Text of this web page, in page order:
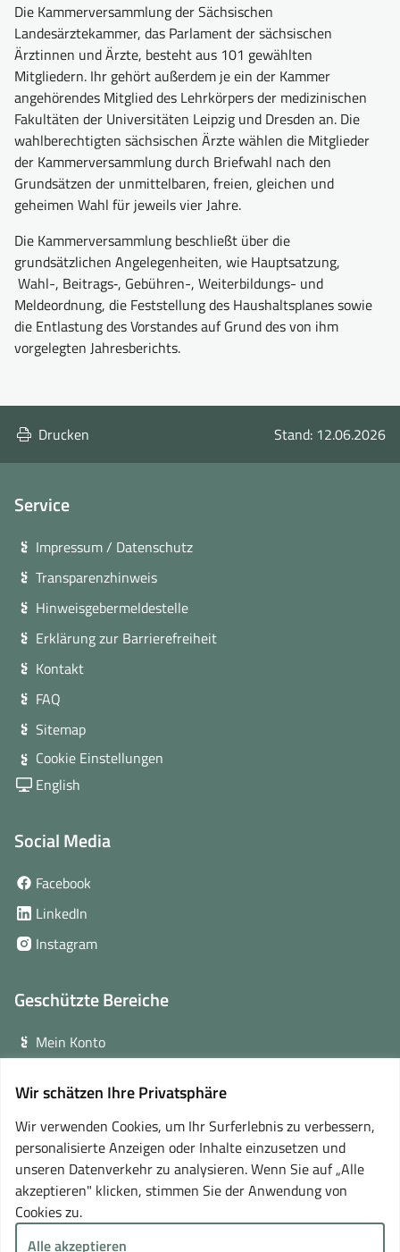
Wir schätzen Ihre Privatsphäre
Wir verwenden Cookies, um Ihr Surferlebnis zu verbessern,
personalisierte Anzeigen oder Inhalte einzusetzen und
unseren Datenverkehr zu analysieren. Wenn Sie auf „Alle
akzeptieren" klicken, stimmen Sie der Anwendung von
Cookies zu.
Alle akzeptieren
Die Kammerversammlung der Sächsischen
Landesärztekammer, das Parlament der sächsischen
Ärztinnen und Ärzte, besteht aus 101 gewählten
Mitgliedern. Ihr gehört außerdem je ein der Kammer
angehörendes Mitglied des Lehrkörpers der medizinischen
Fakultäten der Universitäten Leipzig und Dresden an. Die
wahlberechtigten sächsischen Ärzte wählen die Mitglieder
der Kammerversammlung durch Briefwahl nach den
Grundsätzen der unmittelbaren, freien, gleichen und
geheimen Wahl für jeweils vier Jahre.
Die Kammerversammlung beschließt über die
grundsätzlichen Angelegenheiten, wie Hauptsatzung,
Wahl-, Beitrags‑, Gebühren-, Weiterbildungs- und
Meldeordnung, die Feststellung des Haushaltsplanes sowie
die Entlastung des Vorstandes auf Grund des von ihm
vorgelegten Jahresberichts.
Drucken Stand: 12.06.2026
Service
Impressum / Datenschutz
Transparenzhinweis
Hinweisgebermeldestelle
Erklärung zur Barrierefreiheit
Kontakt
FAQ
Sitemap
Cookie Einstellungen
English
Social Media
Facebook
Fenster)
LinkedIn
neuem
Instagram(öffnet
Fenster)
Geschützte Bereiche
Mein Konto
Online-Lernplattform(öffnet
in
neuem
Fenster)
Partner